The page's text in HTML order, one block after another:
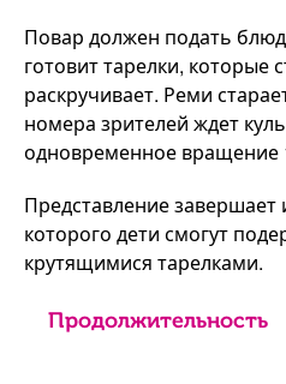
Повар должен подать
готовит тарелки, которые
раскручивает. Реми
номера зрителей ждет
одновременное вращение
Представление завершает
которого дети смогут
крутящимися тарелками.
Продолжительность